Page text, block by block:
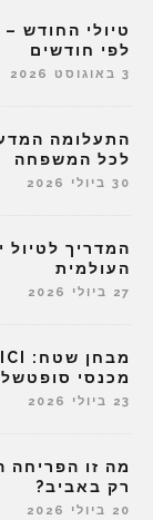
טיולי החודש
לפי חודשים
3 באוגוסט 2026
התעלומה
לכל המשפחה
30 ביולי 2026
המדריך לטיול
העולמית
27 ביולי 2026
מכנסי סופטשל
23 ביולי 2026
מה זו הפריחה
רק באביב?
20 ביולי 2026